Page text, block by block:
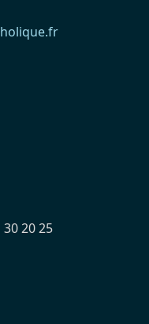
30 20 25